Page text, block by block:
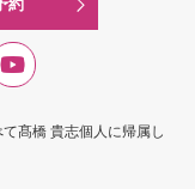
約
髙橋 貴志個人に帰属し